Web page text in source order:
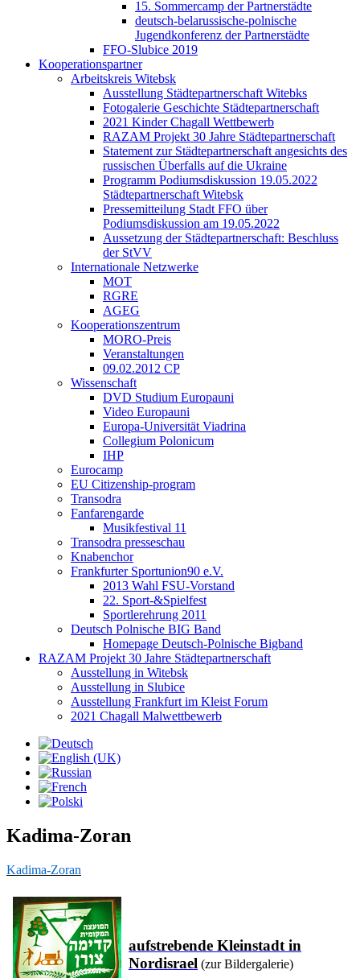
15. Sommercamp der Partnerstädte
deutsch-belarussische-polnische
Jugendkonferenz der Partnerstädte
FFO-Slubice 2019
Kooperationspartner
Arbeitskreis Witebsk
Ausstellung Städtepartnerschaft Witebks
Fotogalerie Geschichte Städtepartnerschaft
2021 Kinder Chagall Wettbewerb
RAZAM Projekt 30 Jahre Städtepartnerschaft
Statement zur Städtepartnerschaft angesichts des
russischen Überfalls auf die Ukraine
Programm Podiumsdiskussion 19.05.2022
Städtepartnerschaft Witebsk
Pressemitteilung Stadt FFO über
Podiumsdiskussion am 19.05.2022
Aussetzung der Städtepartnerschaft: Beschluss
der StVV
Internationale Netzwerke
MOT
RGRE
AGEG
Kooperationszentrum
MORO-Preis
Veranstaltungen
09.02.2012 CP
Wissenschaft
DVD Studium Europauni
Video Europauni
Europa-Universität Viadrina
Collegium Polonicum
IHP
Eurocamp
EU Citizenship-program
Transodra
Fanfarengarde
Musikfestival 11
Transodra presseschau
Knabenchor
Frankfurter Sportunion90 e.V.
2013 Wahl FSU-Vorstand
22. Sport-&Spielfest
Sportlerehrung 2011
Deutsch Polnische BIG Band
Homepage Deutsch-Polnische Bigband
RAZAM Projekt 30 Jahre Städtepartnerschaft
Ausstellung in Witebsk
Ausstellung in Slubice
Ausstellung Frankfurt im Kleist Forum
2021 Chagall Malwettbewerb
Kadima-Zoran
Kadima-Zoran
aufstrebende Kleinstadt in
Nordisrael (zur Bildergalerie)